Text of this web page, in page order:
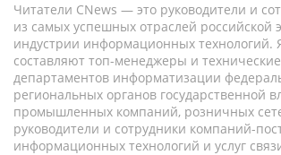
Читатели CNews — это руководители и
из самых успешных отраслей российской
индустрии информационных технологий.
составляют топ-менеджеры и
департаментов информатизации
региональных органов государственной
промышленных компаний, розничных
руководители и сотрудники компаний-
информационных технологий и услуг